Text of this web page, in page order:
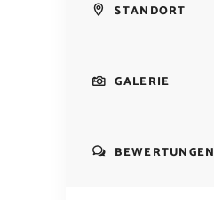
STANDORT
GALERIE
BEWERTUNGEN